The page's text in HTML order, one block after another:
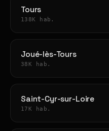
Tours
138K hab.
Joué-lès-Tours
38K hab.
Saint-Cyr-sur-Loire
17K hab.